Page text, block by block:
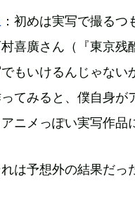
：初めは実写で撮る
喜廣さん（『東京残
もいけるんじゃない
てみると、僕自身が
ニメっぽい実写作品
は予想外の結果だっ